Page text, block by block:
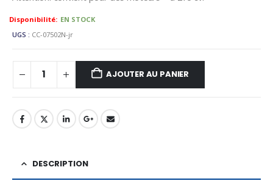
Availability:
EN STOCK
UGS : CC-07502N-jr
AJOUTER AU PANIER
DESCRIPTION